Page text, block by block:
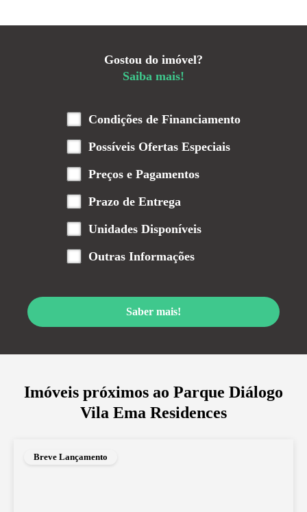
Gostou do imóvel?
Saiba mais!
Condições de Financiamento
Possíveis Ofertas Especiais
Preços e Pagamentos
Prazo de Entrega
Unidades Disponíveis
Outras Informações
Saber mais!
Imóveis próximos ao Parque Diálogo
Vila Ema Residences
Breve Lançamento